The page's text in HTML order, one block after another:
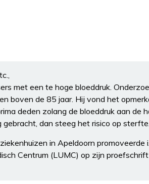
met een te hoge bloeddruk.
boven de 85 jaar. Hij vond het
deden zolang de bloeddruk aan de
gebracht, dan steeg het risico op sterfte.
in Apeldoorn promoveerde
Centrum (LUMC) op zijn